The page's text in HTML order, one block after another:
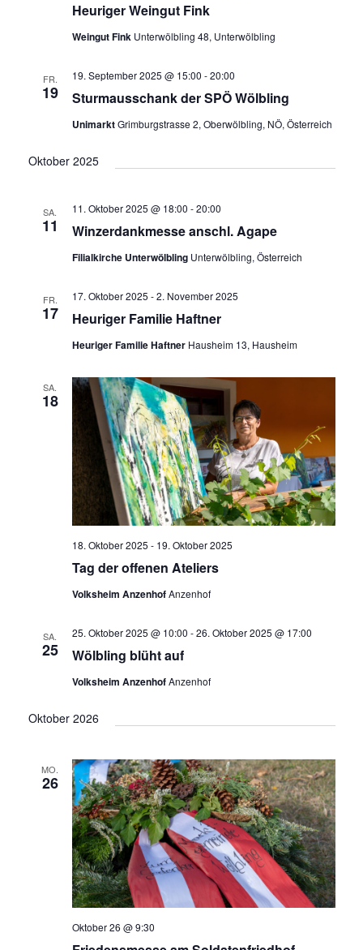
c
h
N
g
a
i
o
n
Heuriger Weingut Fink
Weingut Fink Unterwölbling 48, Unterwölbling
FR.
19 Sturmausschank der SPÖ Wölbling
19. September 2025 @ 15:00 -20:00
UnimarktGrimburgstrasse 2, Oberwölbling, NÖ, Österreich
Oktober 2025
SA.
11 Winzerdankmesse anschl. Agape
11. Oktober 2025 @ 18:00 -20:00
Filialkirche Unterwölbling Unterwölbling, Österreich
FR.
17 Heuriger Familie Haftner
17. Oktober 2025 -2. November 2025
Heuriger Familie Haftner Hausheim 13, Hausheim
SA.
18
Tag der offenen Ateliers
18. Oktober 2025 - 19. Oktober 2025
Volksheim AnzenhofAnzenhof
SA.
25 Wölbling blüht auf
25. Oktober 2025 @ 10:00 -26. Oktober 2025 @ 17:00
Volksheim AnzenhofAnzenhof
Oktober 2026
MO.
26
Oktober 26 @ 9:30